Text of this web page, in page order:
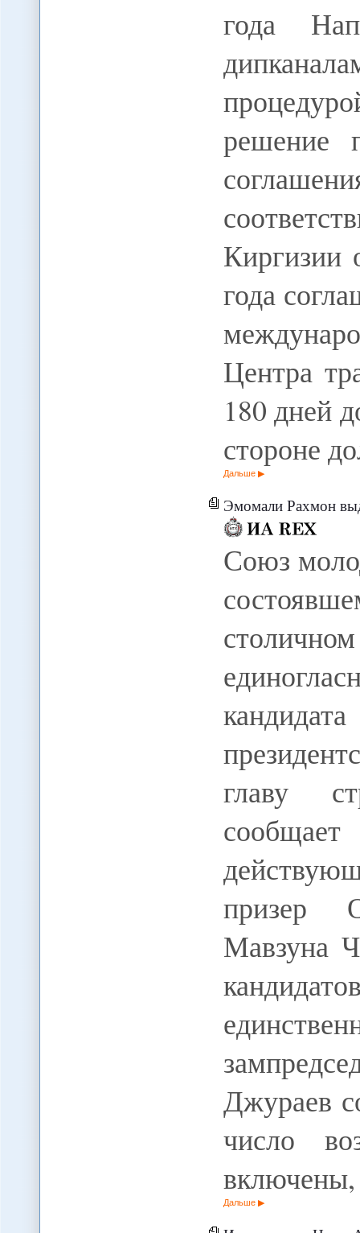
года
решение
Киргизии
года
Центра
180 дней
стороне
Дальше
Эмомали Рахмон
Союз
главу
призер
Мавзуна
Джураев
число
Дальше